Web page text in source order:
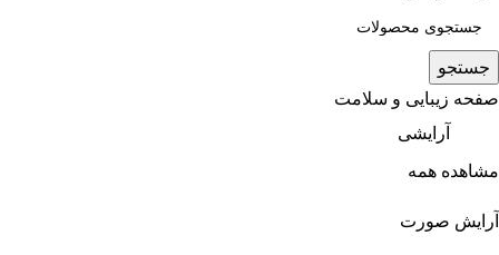
جستجو
صفحه زیبایی و سلامت
آرایشی
مشاهده همه
آرایش صورت